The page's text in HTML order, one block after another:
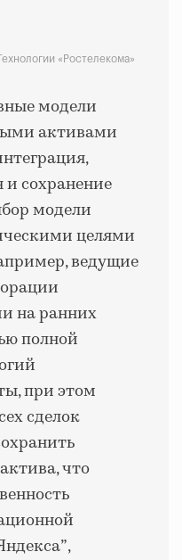
«Ростелекома»
модели
активами
и сохранение
модели
целями
ведущие
на ранних
полной
при этом
сделок
что
”,